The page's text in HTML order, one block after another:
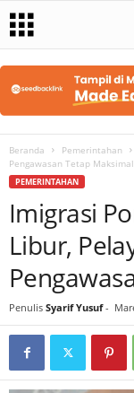
Beranda Pemerintahan
Pengawasan Tetap Maksimal
PEMERINTAHAN
Imigrasi
Libur,
Penulis Syarif Yusuf-